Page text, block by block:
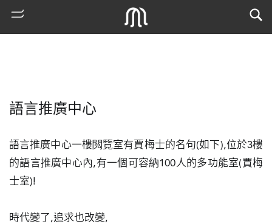
語言推廣中心
語言推廣中心一樓閲覽室有賈梅士的名句(如下),位於3樓
的語言推廣中心內,有一個可容納100人的多功能室(賈梅
士室)!
時代變了,追求也改變,